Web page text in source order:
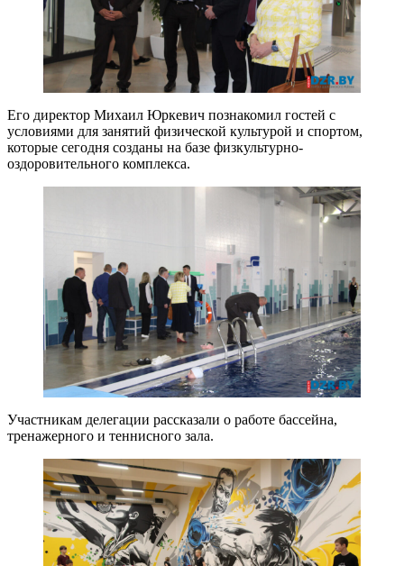
Его директор Михаил Юркевич познакомил гостей с
условиями для занятий физической культурой и спортом,
которые сегодня созданы на базе физкультурно-
оздоровительного комплекса.
Участникам делегации рассказали о работе бассейна,
тренажерного и теннисного зала.